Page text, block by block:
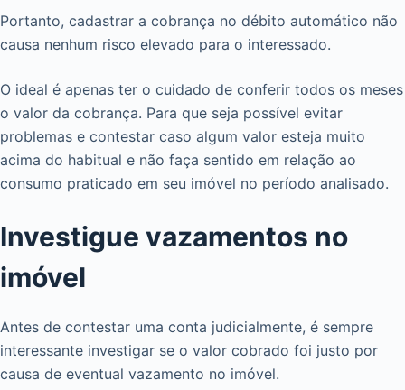
Portanto, cadastrar a cobrança no débito automático não
causa nenhum risco elevado para o interessado.
O ideal é apenas ter o cuidado de conferir todos os meses
o valor da cobrança. Para que seja possível evitar
problemas e contestar caso algum valor esteja muito
acima do habitual e não faça sentido em relação ao
consumo praticado em seu imóvel no período analisado.
Investigue vazamentos no
imóvel
Antes de contestar uma conta judicialmente, é sempre
interessante investigar se o valor cobrado foi justo por
causa de eventual vazamento no imóvel.